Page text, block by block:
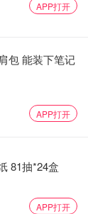
APP打开
包 能装下笔记
APP打开
81抽*24盒
APP打开